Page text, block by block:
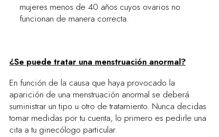
mujeres menos de 40 años cuyos ovarios no
funcionan de manera correcta.
¿Se puede tratar una menstruación anormal?
En función de la causa que haya provocado la
aparición de una menstruación anormal se deberá
suministrar un tipo u otro de tratamiento. Nunca decidas
tomar medidas por tu cuenta, lo primero es pedirle una
cita a tu ginecólogo particular.